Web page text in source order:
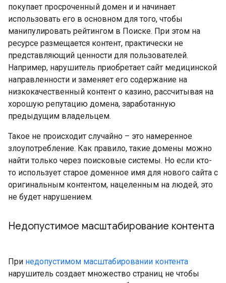
покупает просроченный домен и и начинает
использовать его в основном для того, чтобы
манипулировать рейтингом в Поиске. При этом на
ресурсе размещается контент, практически не
представляющий ценности для пользователей.
Например, нарушитель приобретает сайт медицинской
направленности и заменяет его содержание на
низкокачественный контент о казино, рассчитывая на
хорошую репутацию домена, заработанную
предыдущим владельцем.
Такое не происходит случайно – это намеренное
злоупотребление. Как правило, такие домены можно
найти только через поисковые системы. Но если кто-
то использует старое доменное имя для нового сайта с
оригинальным контентом, нацеленным на людей, это
не будет нарушением.
Недопустимое масштабирование контента
При недопустимом масштабировании контента
нарушитель создает множество страниц не чтобы